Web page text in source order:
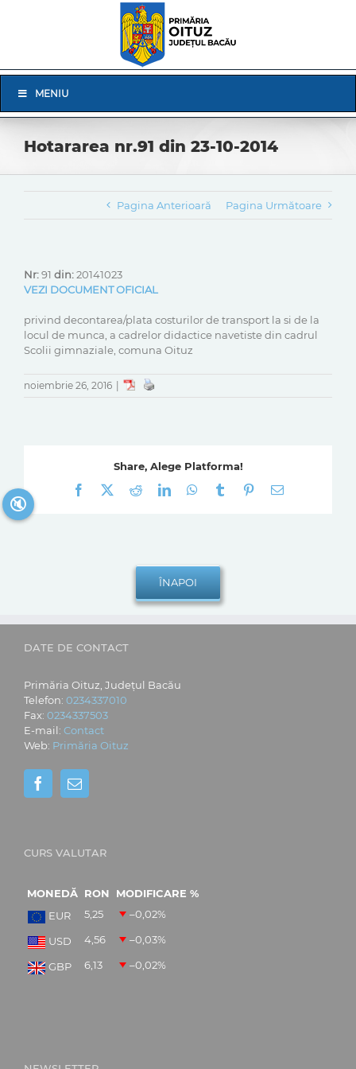
Navigation
MENIU
Hotararea nr.91 din 23-10-2014
Pagina Anterioară Pagina Următoare
Nr:91 din:20141023
VEZI DOCUMENT OFICIAL
privind decontarea/plata costurilor de transport la si de la
locul de munca, a cadrelor didactice navetiste din cadrul
Scolii gimnaziale, comuna Oituz
noiembrie 26, 2016
Share, Alege Platforma!
Facebook
RedditLinkedInWhatsApp
Tumblr Pinterest
E-
DATE DE CONTACT
Primăria Oituz, Județul Bacău
Telefon: 0234337010
Fax: 0234337503
E-mail: Contact
Web: Primăria Oituz
CURS VALUTAR
MONEDĂ RON
MODIFICARE %
EUR
5,25 –0,02%
USD 4,56 –0,03%
GBP 6,13 –0,02%
🔇